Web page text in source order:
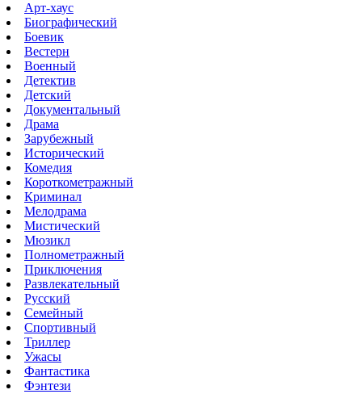
Арт-хаус
Биографический
Боевик
Вестерн
Военный
Детектив
Детский
Документальный
Драма
Зарубежный
Исторический
Комедия
Короткометражный
Криминал
Мелодрама
Мистический
Мюзикл
Полнометражный
Приключения
Развлекательный
Русский
Семейный
Спортивный
Триллер
Ужасы
Фантастика
Фэнтези